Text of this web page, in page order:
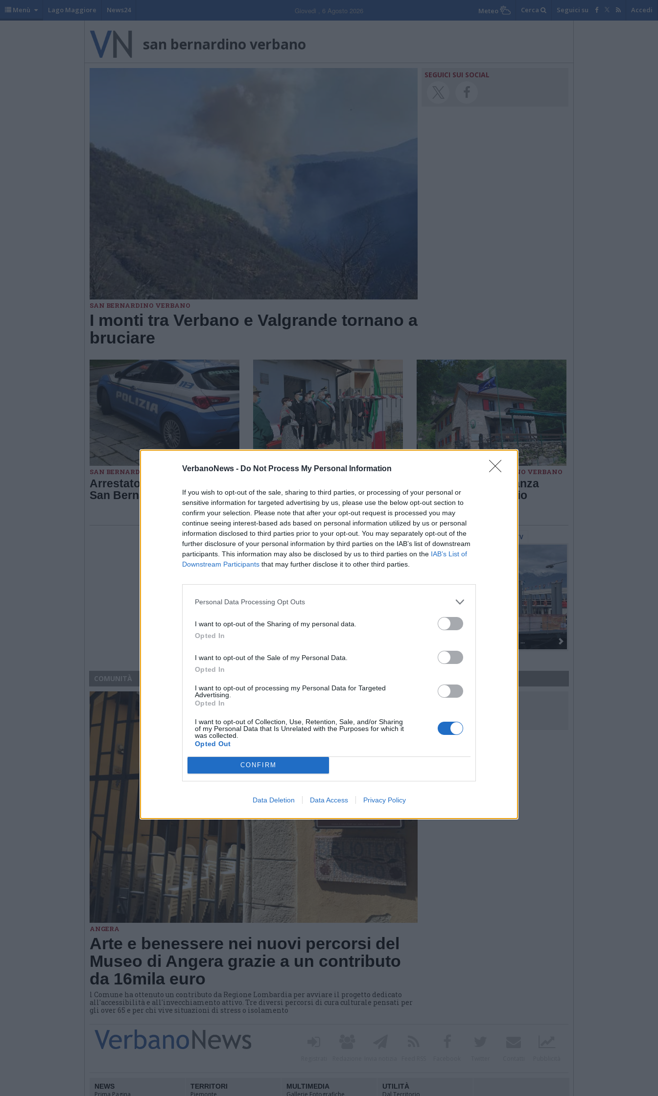
VerbanoNews - Do Not Process My Personal Information
If you wish to opt-out of the sale, sharing to third parties, or processing of your personal or
sensitive information for targeted advertising by us, please use the below opt-out section to
confirm your selection. Please note that after your opt-out request is processed you may
continue seeing interest-based ads based on personal information utilized by us or personal
information disclosed to third parties prior to your opt-out. You may separately opt-out of the
further disclosure of your personal information by third parties on the IAB’s list of downstream
participants. This information may also be disclosed by us to third parties on the IAB’s List of
Downstream Participants that may further disclose it to other third parties.
Personal Data Processing Opt Outs
I want to opt-out of the Sharing of my personal data.
Opted In
I want to opt-out of the Sale of my Personal Data.
Opted In
I want to opt-out of processing my Personal Data for Targeted
Advertising.
Opted In
I want to opt-out of Collection, Use, Retention, Sale, and/or Sharing
of my Personal Data that Is Unrelated with the Purposes for which it
was collected.
Opted Out
CONFIRM
Data Deletion Data Access Privacy Policy
Menù Lago Maggiore News24 Giovedi , 6 Agosto 2026 Meteo Cerca Seguici su Accedi
san bernardino verbano
SAN BERNARDINO VERBANO
I monti tra Verbano e Valgrande tornano a
bruciare
SEGUICI SUI SOCIAL
SAN BERNARDINO VERBANO
Arrestato il vicesindaco di
San Bernardino Verbano
SAN BERNARDINO VERBANO
rossa in ricordo di Norma
Cossetto
PALLANZA - SAN BERNARDINO VERBANO
Esercito e Cai Pallanza
disinfettano il rifugio
Fantoli
Gallerie Fotografiche WebTV
COMUNITÀ
ANGERA
Arte e benessere nei nuovi percorsi del
Museo di Angera grazie a un contributo
da 16mila euro
l Comune ha ottenuto un contributo da Regione Lombardia per avviare il progetto dedicato
all'accessibilità e all'invecchiamento attivo. Tre diversi percorsi di cura culturale pensati per
gli over 65 e per chi vive situazioni di stress o isolamento
SEGUICI SUI SOCIAL
NEWS
Prima Pagina
TERRITORI
Piemonte
MULTIMEDIA
Gallerie Fotografiche
UTILITÀ
Dal Territorio